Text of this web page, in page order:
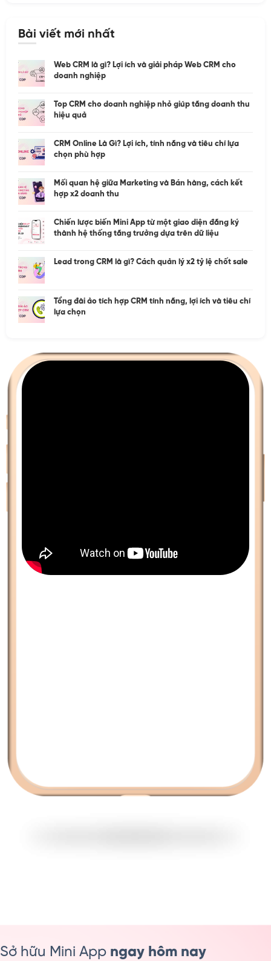
Bài viết mới nhất
Web CRM là gì? Lợi ích và giải pháp Web CRM cho
doanh nghiệp
Top CRM cho doanh nghiệp nhỏ giúp tăng doanh thu
hiệu quả
CRM Online Là Gì? Lợi ích, tính năng và tiêu chí lựa
chọn phù hợp
Mối quan hệ giữa Marketing và Bán hàng, cách kết
hợp x2 doanh thu
Chiến lược biến Mini App từ một giao diện đăng ký
thành hệ thống tăng trưởng dựa trên dữ liệu
Lead trong CRM là gì? Cách quản lý x2 tỷ lệ chốt sale
Tổng đài ảo tích hợp CRM tính năng, lợi ích và tiêu chí
lựa chọn
Sở hữu Mini App ngay hôm nay